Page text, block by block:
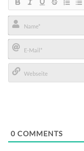
Name*
E-
Mail*
0 COMMENTS